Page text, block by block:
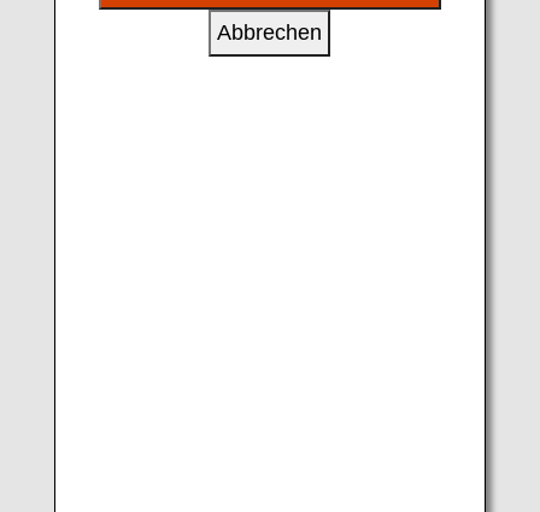
Domestic Terminal Terminal1, 1F(Arrival
Lobby) Bus Stop⑲
Abbrechen